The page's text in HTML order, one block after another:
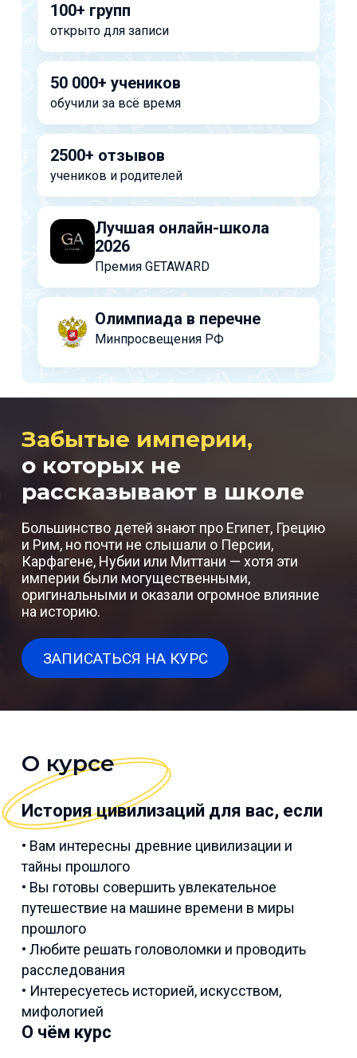
100+ групп
открыто для записи
50 000+ учеников
обучили за всё время
2500+ отзывов
учеников и родителей
Лучшая онлайн-школа
2026
Премия GETAWARD
Олимпиада в перечне
Минпросвещения РФ
Забытые империи,
о которых не
рассказывают в школе
Большинство детей знают про Египет, Грецию
и Рим, но почти не слышали о Персии,
Карфагене, Нубии или Миттани — хотя эти
империи были могущественными,
оригинальными и оказали огромное влияние
на историю.
ЗАПИСАТЬСЯ НА КУРС
О курсе
История цивилизаций для вас, если
• Вам интересны древние цивилизации и
тайны прошлого
• Вы готовы совершить увлекательное
путешествие на машине времени в миры
прошлого
• Любите решать головоломки и проводить
расследования
• Интересуетесь историей, искусством,
мифологией
О чём курс